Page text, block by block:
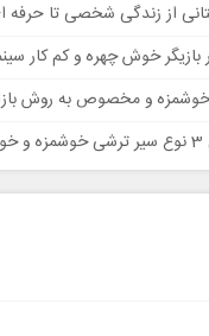
از زندگی شخصی تا
بازیگر خوش چهره و کم کار
خوشمزه و مخصوص به روش